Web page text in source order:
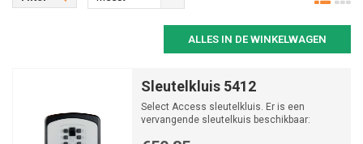
ALLES IN DE WINKELWAGEN
Sleutelkluis 5412
Select Access sleutelkluis. Er is een
vervangende sleutelkuis beschikbaar: